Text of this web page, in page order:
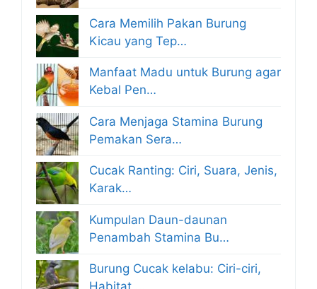
Cara Memilih Pakan Burung
Kicau yang Tep…
Manfaat Madu untuk Burung agar
Kebal Pen…
Cara Menjaga Stamina Burung
Pemakan Sera…
Cucak Ranting: Ciri, Suara, Jenis,
Karak…
Kumpulan Daun-daunan
Penambah Stamina Bu…
Burung Cucak kelabu: Ciri-ciri,